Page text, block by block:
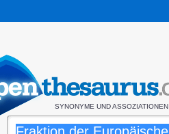
SYNONYME UND ASSOZIATIONEN